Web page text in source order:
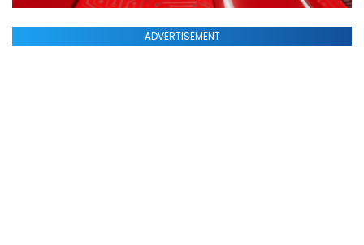
ADVERTISEMENT